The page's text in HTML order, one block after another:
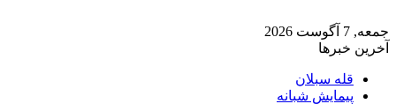
جمعه, 7 آگوست 2026
آخرین خبرها
قله سبلان
پیمایش شبانه